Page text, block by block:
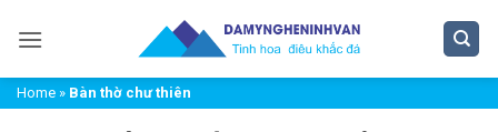
qua
dungHome » Bàn thờ chư thiên